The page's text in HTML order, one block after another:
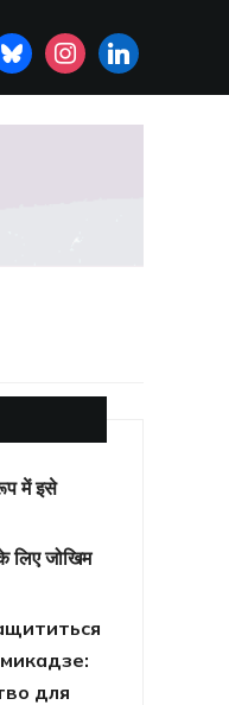
INSTAGRAMLINKEDIN
में इसे
लिए जोखिम
для